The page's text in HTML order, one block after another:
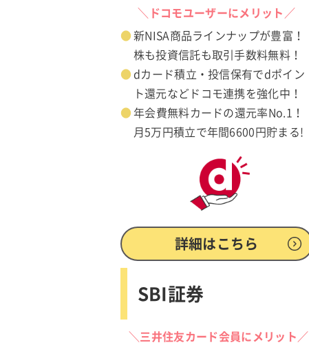
＼ドコモユーザーにメリット／
新NISA商品ラインナップが豊富！
株も投資信託も取引手数料無料！
dカード積立・投信保有でdポイン
ト還元などドコモ連携を強化中！
年会費無料カードの還元率No.1！
月5万円積立で年間6600円貯まる!
詳細はこちら
SBI証券
＼三井住友カード会員にメリット／